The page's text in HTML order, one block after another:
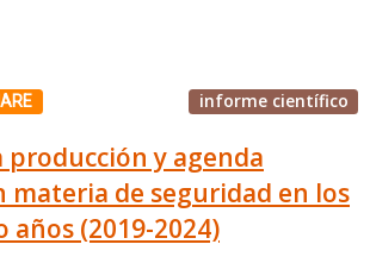
informe científico
producción y agenda
materia de seguridad en los
años (2019-2024)